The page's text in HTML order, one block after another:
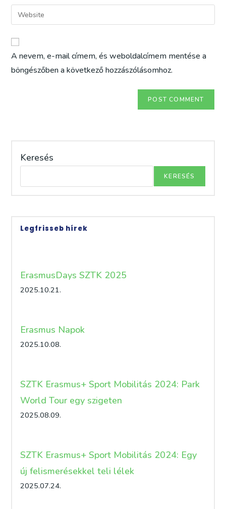
comment
email
address
comment
Enter
your
website
URL
(optional)
A nevem, e-mail címem, és weboldalcímem mentése a
böngészőben a következő hozzászólásomhoz.
Keresés
KERESÉS
Legfrisseb hírek
ErasmusDays SZTK 2025
2025.10.21.
Erasmus Napok
2025.10.08.
SZTK Erasmus+ Sport Mobilitás 2024: Park
World Tour egy szigeten
2025.08.09.
SZTK Erasmus+ Sport Mobilitás 2024: Egy
új felismerésekkel teli lélek
2025.07.24.